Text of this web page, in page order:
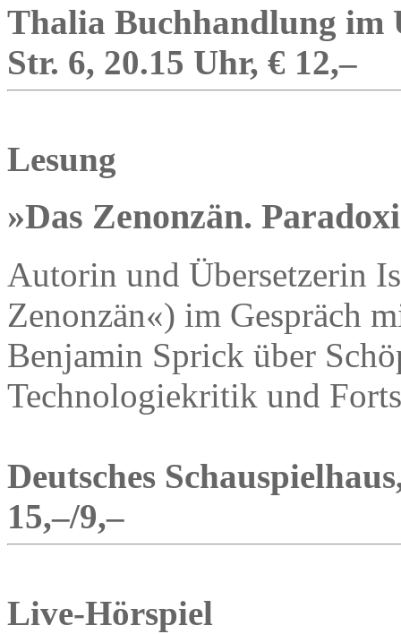
Thalia Buchhandlung im
Str. 6, 20.15 Uhr, € 12,–
Lesung
»Das Zenonzän.
Autorin und Übersetzerin
Zenonzän«) im Gespräch
Benjamin Sprick über
Technologiekritik und
Deutsches
15,–/9,–
Live-Hörspiel